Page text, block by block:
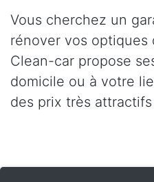
Vous cherchez un
rénover vos optiques
Clean-car propose
domicile ou à votre
des prix très